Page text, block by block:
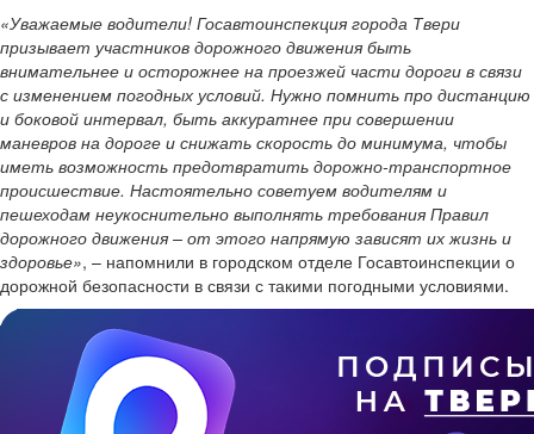
«Уважаемые водители! Госавтоинспекция города Твери
призывает участников дорожного движения быть
внимательнее и осторожнее на проезжей части дороги в связи
с изменением погодных условий. Нужно помнить про дистанцию
и боковой интервал, быть аккуратнее при совершении
маневров на дороге и снижать скорость до минимума, чтобы
иметь возможность предотвратить дорожно-транспортное
происшествие. Настоятельно советуем водителям и
пешеходам неукоснительно выполнять требования Правил
дорожного движения – от этого напрямую зависят их жизнь и
здоровье», – напомнили в городском отделе Госавтоинспекции о
дорожной безопасности в связи с такими погодными условиями.